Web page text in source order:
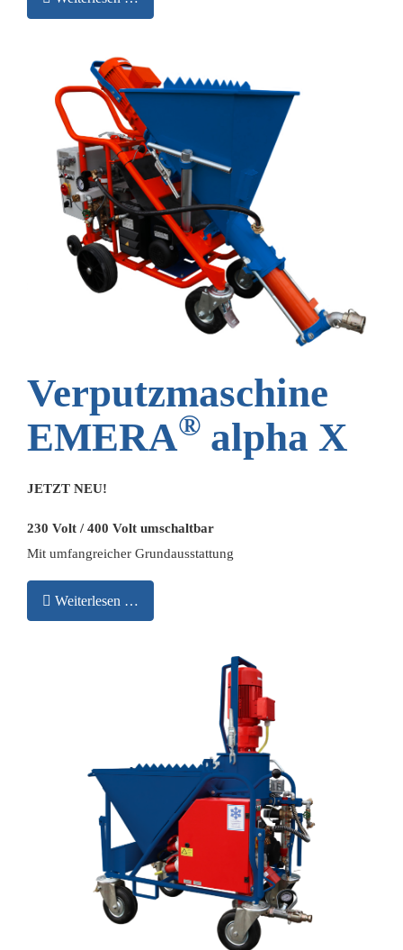
Verputzmaschine
EMERA® alpha X
JETZT NEU!
230 Volt / 400 Volt umschaltbar
Mit umfangreicher Grundausstattung
Weiterlesen …